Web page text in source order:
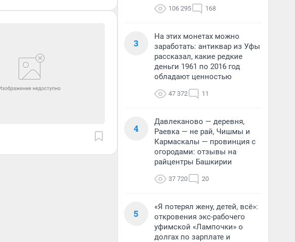
106 295 168
3
На этих монетах можно
заработать: антиквар из Уфы
рассказал, какие редкие
деньги 1961 по 2016 год
обладают ценностью
47 372 11
4
Давлеканово — деревня,
Раевка — не рай, Чишмы и
Кармаскалы — провинция с
огородами: отзывы на
райцентры Башкирии
37 720 20
5
«Я потерял жену, детей, всё»:
откровения экс-рабочего
уфимской «Лампочки» о
долгах по зарплате и